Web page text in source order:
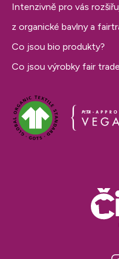
Intenzivně pro vás
z organické bavlny a
Co jsou bio produkty?
Co jsou výrobky fair